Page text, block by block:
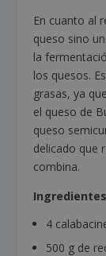
En cuanto al
queso sino
la
los quesos.
grasas, ya
el queso de
queso
delicado que
combina.
4
500 g de